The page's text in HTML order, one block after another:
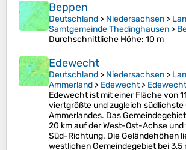
Beppen
Deutschland > Niedersachsen >
Samtgemeinde Thedinghausen >
Durchschnittliche Höhe: 10 m
Edewecht
Deutschland > Niedersachsen >
Ammerland > Edewecht> Edewecht
Edewecht ist mit einer Fläche von
viertgrößte und zugleich südlichste
Ammerlandes. Das
20 km auf der West-Ost-Achse und
Süd-Richtung. Die Geländehöhen
westlichen Gemeindegebiet bei 3,5